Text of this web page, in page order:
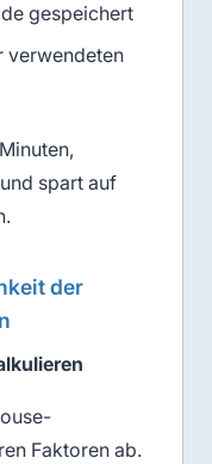
gespeichert
verwendeten
spart auf
der
Faktoren ab.